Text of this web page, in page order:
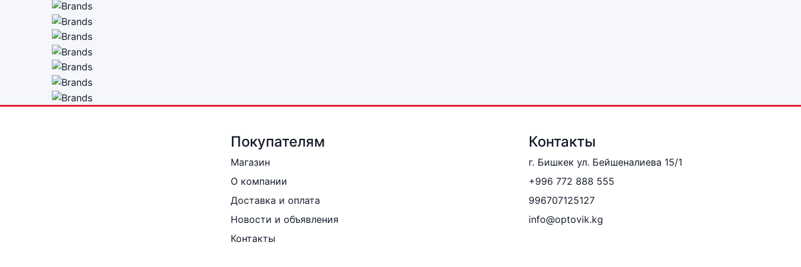
Покупателям
Магазин
О компании
Доставка и оплата
Новости и объявления
Контакты
Контакты
г. Бишкек ул. Бейшеналиева 15/1
+996 772 888 555
996707125127
info@optovik.kg